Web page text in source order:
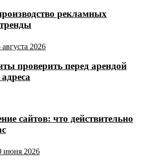
рекламных
августа 2026
проверить перед арендой
сайтов: что действительно
июня 2026